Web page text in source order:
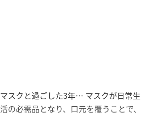
マスクと過ごした3年… マスクが日常生
活の必需品となり、口元を覆うことで、